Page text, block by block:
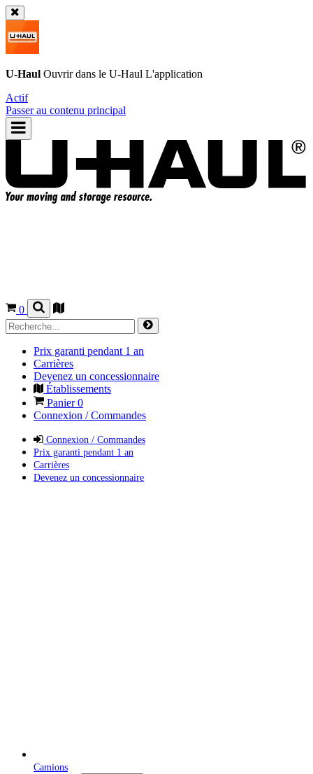
U-Haul Ouvrir dans le U-Haul L'application
Actif
Passer au contenu principal
0
Prix garanti pendant 1 an
Carrières
Devenez un concessionnaire
Établissements
Panier0
Connexion / Commandes
Connexion / Commandes
Prix garanti pendant 1 an
Carrières
Devenez un concessionnaire
Camions